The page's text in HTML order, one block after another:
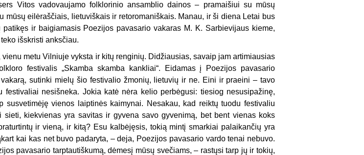
Vitos vadovaujamo folklorinio ansamblio dainos – pramaišiui su mūsų
mūsų eilėraščiais, lietuviškais ir retoromaniškais. Manau, ir ši diena Letai bus
ir baigiamasis Poezijos pavasario vakaras M. K. Sarbievijaus kieme,
išskristi anksčiau.
vienu metu Vilniuje vyksta ir kitų renginių. Didžiausias, savaip jam artimiausias
festivalis „Skamba skamba kankliai“. Eidamas į Poezijos pavasario
sutinki mielų šio festivalio žmonių, lietuvių ir ne. Eini ir praeini – tavo
festivaliai nesišneka. Jokia katė nėra kelio perbėgusi: tiesiog nesusipažinę,
susvetimėję vienos laiptinės kaimynai. Nesakau, kad reiktų tuodu festivaliu
sieti, kiekvienas yra savitas ir gyvena savo gyvenimą, bet bent vienas koks
ir vieną, ir kitą? Esu kalbėjęsis, tokią mintį smarkiai palaikančių yra
kai kas net buvo padaryta, – deja, Poezijos pavasario vardo tenai nebuvo.
pavasario tarptautiškumą, dėmesį mūsų svečiams, – rastųsi tarp jų ir tokių,